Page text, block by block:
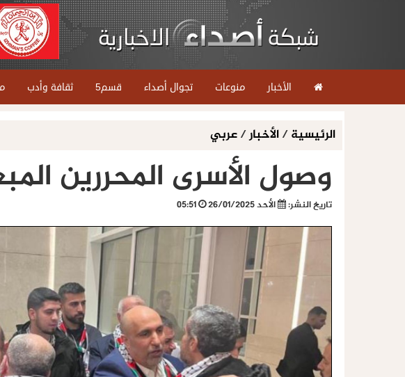
الأخبار منوعات تجوال أصداء قسم5 ثقافة وأدب
الرئيسية/الأخبار/عربي
وصول الأسرى المحررين
تاريخ النشر: الأحد 26/01/2025